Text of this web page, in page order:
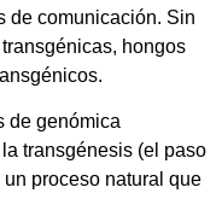
de comunicación. Sin
hongos
de genómica
transgénesis (el paso
proceso natural que